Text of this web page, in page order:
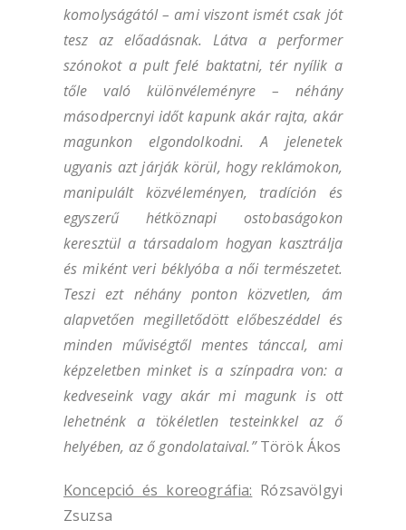
komolyságától – ami viszont ismét csak jót
tesz az előadásnak. Látva a performer
szónokot a pult felé baktatni, tér nyílik a
tőle való különvéleményre – néhány
másodpercnyi időt kapunk akár rajta, akár
magunkon elgondolkodni. A jelenetek
ugyanis azt járják körül, hogy reklámokon,
manipulált közvéleményen, tradíción és
egyszerű hétköznapi ostobaságokon
keresztül a társadalom hogyan kasztrálja
és miként veri béklyóba a női természetet.
Teszi ezt néhány ponton közvetlen, ám
alapvetően megilletődött előbeszéddel és
minden műviségtől mentes tánccal, ami
képzeletben minket is a színpadra von: a
kedveseink vagy akár mi magunk is ott
lehetnénk a tökéletlen testeinkkel az ő
helyében, az ő gondolataival.”Török Ákos
Koncepció és koreográfia: Rózsavölgyi
Zsuzsa